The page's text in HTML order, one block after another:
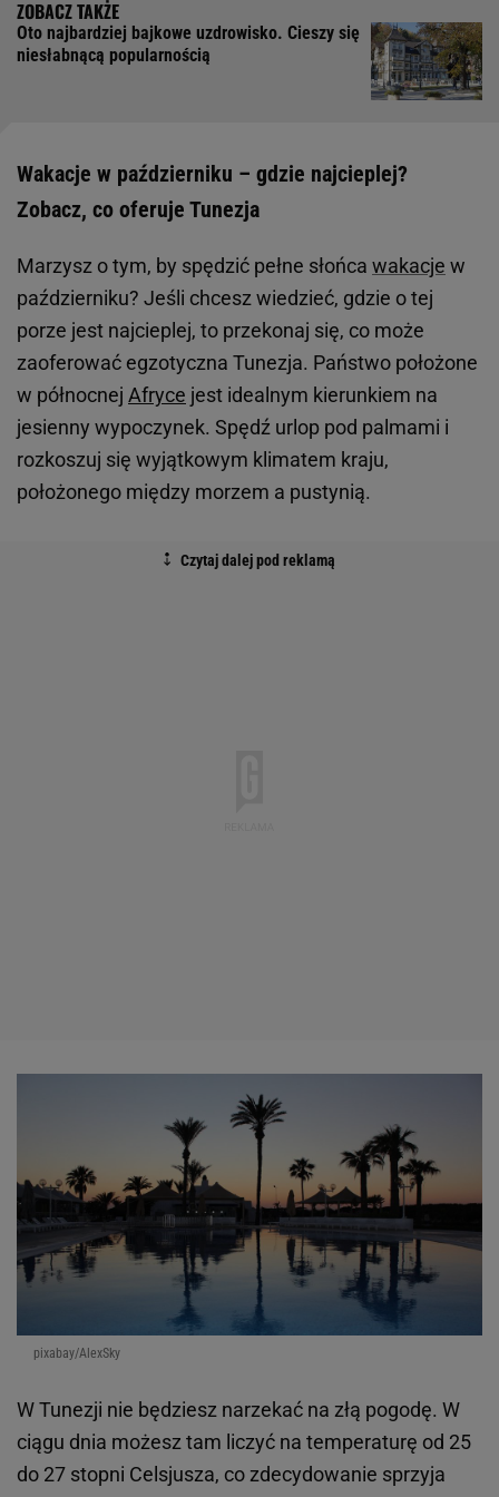
Oto najbardziej bajkowe uzdrowisko. Cieszy się
niesłabnącą popularnością
Wakacje w październiku – gdzie najcieplej?
Zobacz, co oferuje Tunezja
Marzysz o tym, by spędzić pełne słońca wakacje w
październiku? Jeśli chcesz wiedzieć, gdzie o tej
porze jest najcieplej, to przekonaj się, co może
zaoferować egzotyczna Tunezja. Państwo położone
w północnej Afryce jest idealnym kierunkiem na
jesienny wypoczynek. Spędź urlop pod palmami i
rozkoszuj się wyjątkowym klimatem kraju,
położonego między morzem a pustynią.
pixabay/AlexSky
W Tunezji nie będziesz narzekać na złą pogodę. W
ciągu dnia możesz tam liczyć na temperaturę od 25
do 27 stopni Celsjusza, co zdecydowanie sprzyja